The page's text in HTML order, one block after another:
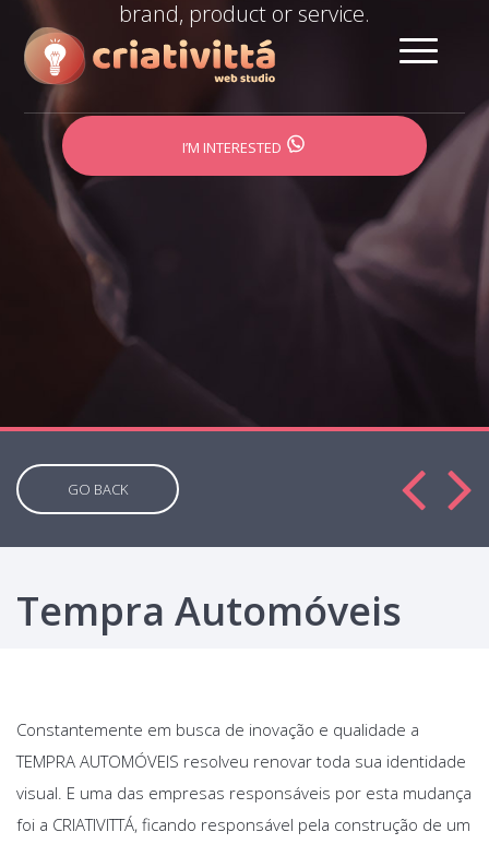
brand, product or service.
I’M INTERESTED
GO BACK
Tempra Automóveis
Constantemente em busca de inovação e qualidade a
TEMPRA AUTOMÓVEIS resolveu renovar toda sua identidade
visual. E uma das empresas responsáveis por esta mudança
foi a CRIATIVITTÁ, ficando responsável pela construção de um